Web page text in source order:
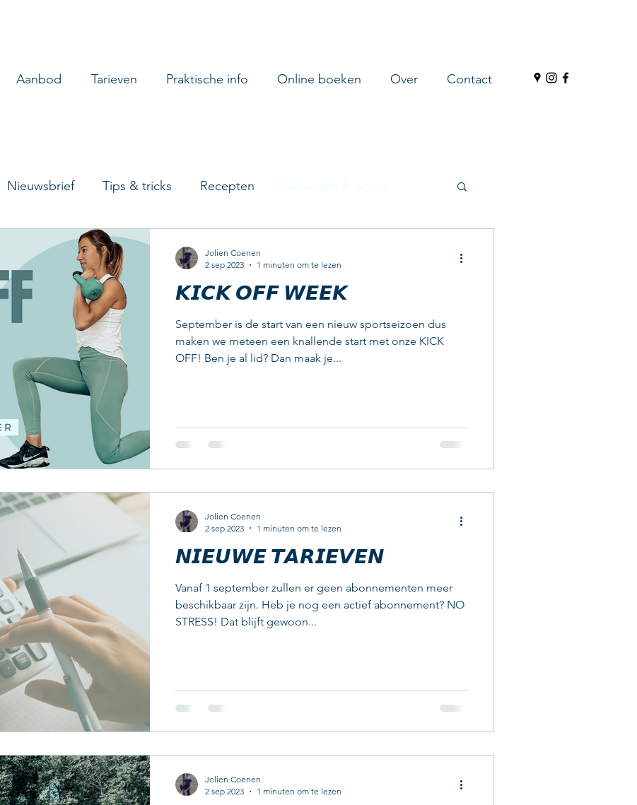
Aanbod Tarieven Praktische info Online boeken Over Contact
Nieuwsbrief Tips & tricks Recepten
𝙆𝙄𝘾𝙆 𝙊𝙁𝙁 𝙒𝙀𝙀𝙆
September is de start van een nieuw sportseizoen dus
maken we meteen een knallende start met onze KICK
OFF! Ben je al lid? Dan maak je...
Jolien Coenen
2 sep 2023
1 minuten om te lezen
𝙉𝙄𝙀𝙐𝙒𝙀 𝙏𝘼𝙍𝙄𝙀𝙑𝙀𝙉
Vanaf 1 september zullen er geen abonnementen meer
beschikbaar zijn. Heb je nog een actief abonnement? NO
STRESS! Dat blijft gewoon...
Jolien Coenen
2 sep 2023
1 minuten om te lezen
Jolien Coenen
2 sep 2023
1 minuten om te lezen